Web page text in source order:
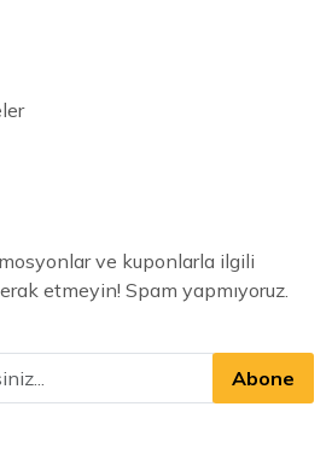
ve kuponlarla ilgili
etmeyin! Spam yapmıyoruz.
Abone